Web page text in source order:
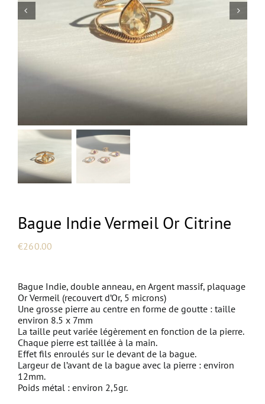
NEW
Bague Indie Vermeil Or Citrine
€260.00
Bague Indie, double anneau, en Argent massif, plaquage
Or Vermeil (recouvert d’Or, 5 microns)
Une grosse pierre au centre en forme de goutte : taille
environ 8.5 x 7mm
La taille peut variée légèrement en fonction de la pierre.
Chaque pierre est taillée à la main.
Effet fils enroulés sur le devant de la bague.
Largeur de l’avant de la bague avec la pierre : environ
12mm.
Poids métal : environ 2,5gr.